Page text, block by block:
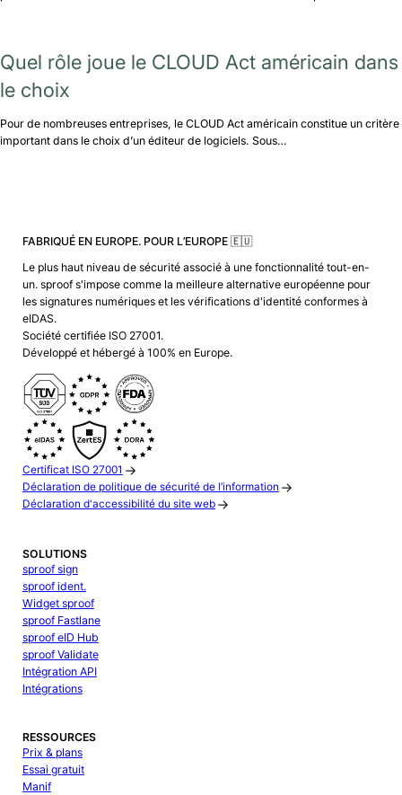
Quel rôle joue le CLOUD Act américain dans
le choix
Pour de nombreuses entreprises, le CLOUD Act américain constitue un critère
important dans le choix d’un éditeur de logiciels. Sous…
FABRIQUÉ EN EUROPE. POUR L’EUROPE 🇪🇺
Le plus haut niveau de sécurité associé à une fonctionnalité tout-en-
un. sproof s'impose comme la meilleure alternative européenne pour
les signatures numériques et les vérifications d'identité conformes à
eIDAS.
Société certifiée ISO 27001.
Développé et hébergé à 100% en Europe.
Certificat ISO 27001
Déclaration de politique de sécurité de l’information
Déclaration d'accessibilité du site web
SOLUTIONS
sproof sign
sproof ident.
Widget sproof
sproof Fastlane
sproof eID Hub
sproof Validate
Intégration API
Intégrations
RESSOURCES
Prix & plans
Essai gratuit
Manif